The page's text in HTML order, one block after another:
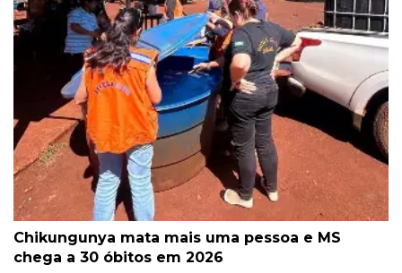
Chikungunya mata mais uma pessoa e MS
chega a 30 óbitos em 2026